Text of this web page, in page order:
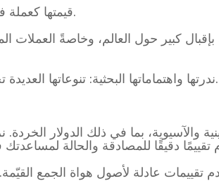
قيمتها كعملة فضية: يضمن نقاء الفضة العالي (0.880) قيمتها كسبائك.
كبير حول العالم، وخاصةً
ندرتها واهتماماتها البحثية: تنوعاتها العديدة تجعلها مواضيع بحثية شائعة لتحديد أصالتها وتحديد قوتها.
تقييمات عادلة لأصول هواة الجمع